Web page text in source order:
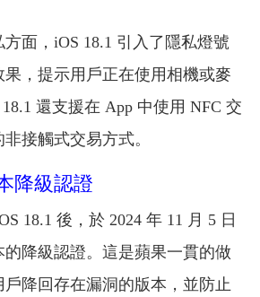
面，iOS 18.1 引入了隱私燈號
，提示用戶正在使用相機或麥
還支援在 App 中使用 NFC 交
接觸式交易方式。
降級認證
18.1 後，於 2024 年 11 月 5 日
降級認證。這是蘋果一貫的做
降回存在漏洞的版本，並防止